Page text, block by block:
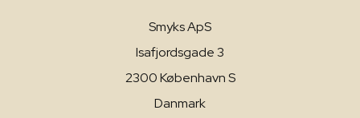
Smyks ApS
Isafjordsgade 3
2300 København S
Danmark